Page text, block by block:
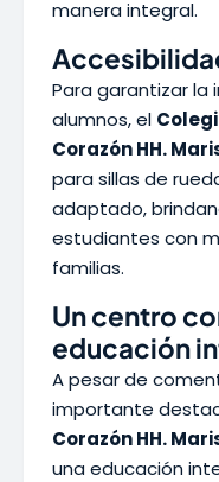
manera integral.
Para garantizar la
alumnos, el
Corazón HH.
para sillas de
adaptado,
estudiantes con
familias.
Un centro
educación
A pesar de
importante
Corazón HH.
una educación